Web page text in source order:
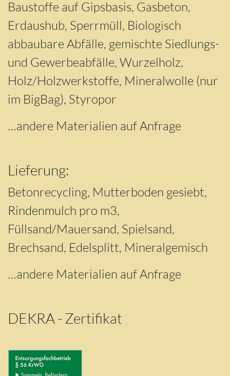
Baustoffe auf Gipsbasis, Gasbeton,
Erdaushub, Sperrmüll, Biologisch
abbaubare Abfälle, gemischte Siedlungs-
und Gewerbeabfälle, Wurzelholz,
Holz/Holzwerkstoffe, Mineralwolle (nur
im BigBag), Styropor
…andere Materialien auf Anfrage
Lieferung:
Betonrecycling, Mutterboden gesiebt,
Rindenmulch pro m3,
Füllsand/Mauersand, Spielsand,
Brechsand, Edelsplitt, Mineralgemisch
…andere Materialien auf Anfrage
DEKRA - Zertifikat